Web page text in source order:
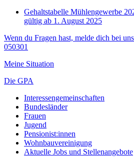
Gehaltstabelle Mühlengewerbe
gültig ab 1. August 2025
Wenn du Fragen hast, melde dich bei
050301
Meine Situation
Die GPA
Interessengemeinschaften
Bundesländer
Frauen
Jugend
Pensionist:innen
Wohnbauvereinigung
Aktuelle Jobs und Stellenangebote